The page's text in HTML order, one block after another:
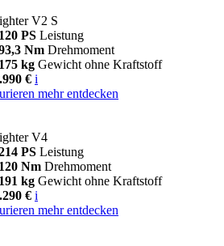
V2 S
120 PS Leistung
Nm Drehmoment
175 kg Gewicht ohne Kraftstoff
€ i
mehr entdecken
V4
PS Leistung
120 Nm Drehmoment
191 kg Gewicht ohne Kraftstoff
€ i
mehr entdecken